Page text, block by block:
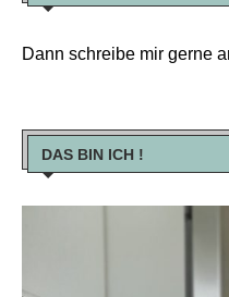
Dann schreibe mir gerne
DAS BIN ICH !